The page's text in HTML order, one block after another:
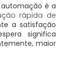
é a
rápida de
a satisfação
significa
maior